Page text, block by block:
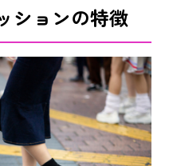
ションの特徴